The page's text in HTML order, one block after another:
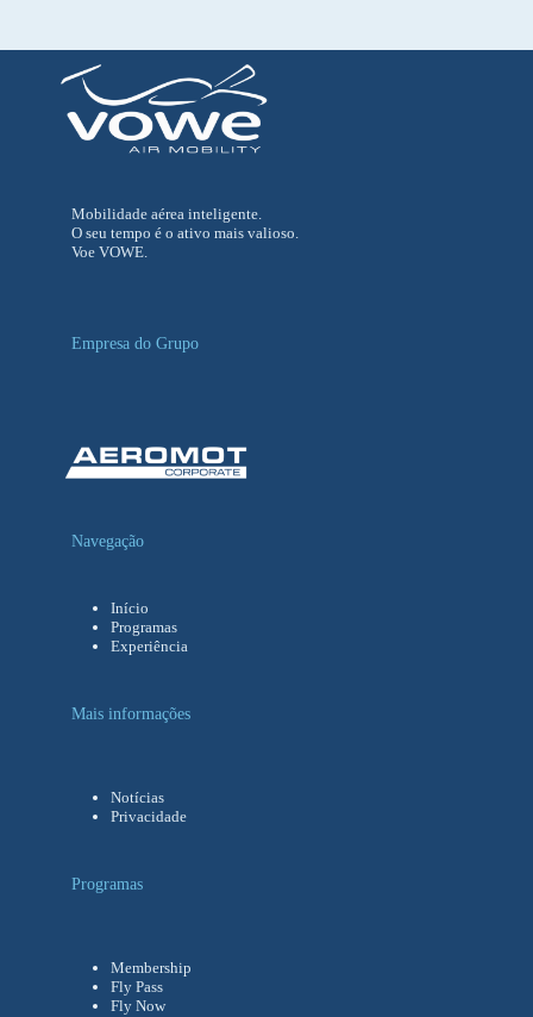
Mobilidade aérea inteligente.
O seu tempo é o ativo mais valioso.
Voe VOWE.
Empresa do Grupo
Navegação
Início
Programas
Experiência
Mais informações
Notícias
Privacidade
Programas
Membership
Fly Pass
Fly Now